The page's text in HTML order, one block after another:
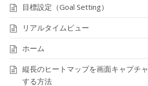
目標設定（Goal Setting）
リアルタイムビュー
ホーム
縦長のヒートマップを画面キャプチャ
する方法